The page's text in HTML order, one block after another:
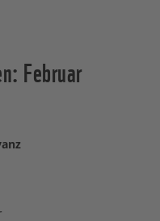
Februar